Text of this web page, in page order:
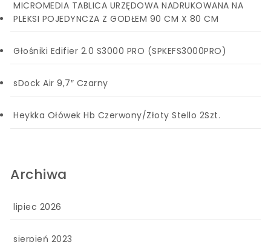
MICROMEDIA TABLICA URZĘDOWA NADRUKOWANA NA
PLEKSI POJEDYNCZA Z GODŁEM 90 CM X 80 CM
Głośniki Edifier 2.0 S3000 PRO (SPKEFS3000PRO)
sDock Air 9,7″ Czarny
Heykka Ołówek Hb Czerwony/Złoty Stello 2Szt.
Archiwa
lipiec 2026
sierpień 2023